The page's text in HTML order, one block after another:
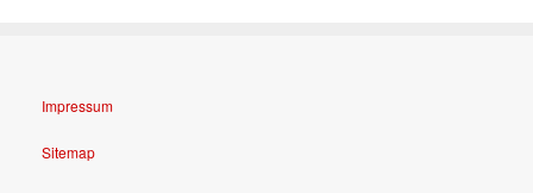
Impressum
Sitemap